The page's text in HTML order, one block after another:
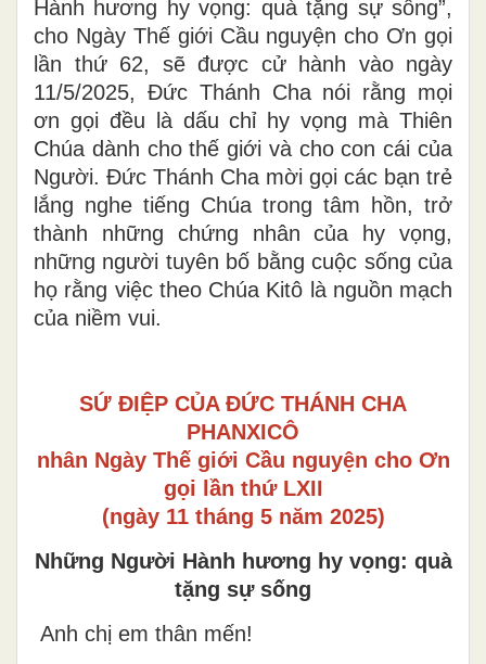
Hành hương hy vọng: quà tặng sự sống”,
cho Ngày Thế giới Cầu nguyện cho Ơn gọi
lần thứ 62, sẽ được cử hành vào ngày
11/5/2025, Đức Thánh Cha nói rằng mọi
ơn gọi đều là dấu chỉ hy vọng mà Thiên
Chúa dành cho thế giới và cho con cái của
Người. Đức Thánh Cha mời gọi các bạn trẻ
lắng nghe tiếng Chúa trong tâm hồn, trở
thành những chứng nhân của hy vọng,
những người tuyên bố bằng cuộc sống của
họ rằng việc theo Chúa Kitô là nguồn mạch
của niềm vui.
SỨ ĐIỆP CỦA ĐỨC THÁNH CHA
PHANXICÔ
nhân Ngày Thế giới Cầu nguyện cho Ơn
gọi lần thứ LXII
(ngày 11 tháng 5 năm 2025)
Những Người Hành hương hy vọng: quà
tặng sự sống
Anh chị em thân mến!